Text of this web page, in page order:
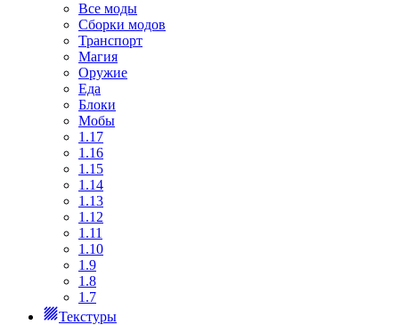
Все моды
Сборки модов
Транспорт
Магия
Оружие
Еда
Блоки
Мобы
1.17
1.16
1.15
1.14
1.13
1.12
1.11
1.10
1.9
1.8
1.7
Текстуры